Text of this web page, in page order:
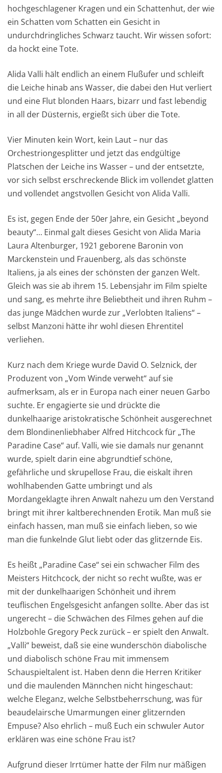
hochgeschlagener Kragen und ein Schattenhut, der wie
ein Schatten vom Schatten ein Gesicht in
undurchdringliches Schwarz taucht. Wir wissen sofort:
da hockt eine Tote.
Alida Valli hält endlich an einem Flußufer und schleift
die Leiche hinab ans Wasser, die dabei den Hut verliert
und eine Flut blonden Haars, bizarr und fast lebendig
in all der Düsternis, ergießt sich über die Tote.
Vier Minuten kein Wort, kein Laut – nur das
Orchestriongesplitter und jetzt das endgültige
Platschen der Leiche ins Wasser – und der entsetzte,
vor sich selbst erschreckende Blick im vollendet glatten
und vollendet angstvollen Gesicht von Alida Valli.
Es ist, gegen Ende der 50er Jahre, ein Gesicht „beyond
beauty“… Einmal galt dieses Gesicht von Alida Maria
Laura Altenburger, 1921 geborene Baronin von
Marckenstein und Frauenberg, als das schönste
Italiens, ja als eines der schönsten der ganzen Welt.
Gleich was sie ab ihrem 15. Lebensjahr im Film spielte
und sang, es mehrte ihre Beliebtheit und ihren Ruhm –
das junge Mädchen wurde zur „Verlobten Italiens“ –
selbst Manzoni hätte ihr wohl diesen Ehrentitel
verliehen.
Kurz nach dem Kriege wurde David O. Selznick, der
Produzent von „Vom Winde verweht“ auf sie
aufmerksam, als er in Europa nach einer neuen Garbo
suchte. Er engagierte sie und drückte die
dunkelhaarige aristokratische Schönheit ausgerechnet
dem Blondinenliebhaber Alfred Hitchcock für „The
Paradine Case“ auf. Valli, wie sie damals nur genannt
wurde, spielt darin eine abgrundtief schöne,
gefährliche und skrupellose Frau, die eiskalt ihren
wohlhabenden Gatte umbringt und als
Mordangeklagte ihren Anwalt nahezu um den Verstand
bringt mit ihrer kaltberechnenden Erotik. Man muß sie
einfach hassen, man muß sie einfach lieben, so wie
man die funkelnde Glut liebt oder das glitzernde Eis.
Es heißt „Paradine Case“ sei ein schwacher Film des
Meisters Hitchcock, der nicht so recht wußte, was er
mit der dunkelhaarigen Schönheit und ihrem
teuflischen Engelsgesicht anfangen sollte. Aber das ist
ungerecht – die Schwächen des Filmes gehen auf die
Holzbohle Gregory Peck zurück – er spielt den Anwalt.
„Valli“ beweist, daß sie eine wunderschön diabolische
und diabolisch schöne Frau mit immensem
Schauspieltalent ist. Haben denn die Herren Kritiker
und die maulenden Männchen nicht hingeschaut:
welche Eleganz, welche Selbstbeherrschung, was für
beaudelairsche Umarmungen einer glitzernden
Empuse? Also ehrlich – muß Euch ein schwuler Autor
erklären was eine schöne Frau ist?
Aufgrund dieser Irrtümer hatte der Film nur mäßigen